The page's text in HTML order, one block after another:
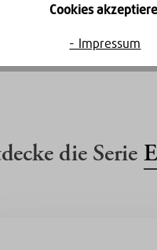
Gratis Rückversand
die Serie
Cookies
- Impressum